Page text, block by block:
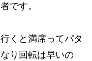
です。
くと満席ってパタ
り回転は早いの